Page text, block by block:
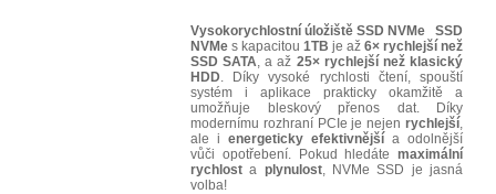
Vysokorychlostní úložiště SSD NVMe
SSD
NVMe s kapacitou 1TB je až 6× rychlejší než
SSD SATA, a až 25× rychlejší než klasický
HDD. Díky vysoké rychlosti čtení, spouští
systém i aplikace prakticky okamžitě a
umožňuje bleskový přenos dat. Díky
modernímu rozhraní PCIe je nejen rychlejší,
ale i energeticky efektivnější a odolnější
vůči opotřebení. Pokud hledáte maximální
rychlost a plynulost, NVMe SSD je jasná
volba!